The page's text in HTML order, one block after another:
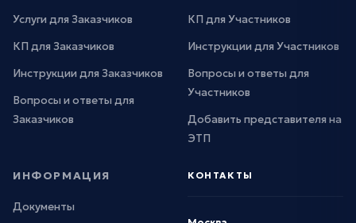
Услуги для Заказчиков
КП для Заказчиков
Инструкции для Заказчиков
Вопросы и ответы для
Заказчиков
КП для Участников
Инструкции для Участников
Вопросы и ответы для
Участников
Добавить представителя на
ЭТП
ИНФОРМАЦИЯ
Документы
КОНТАКТЫ